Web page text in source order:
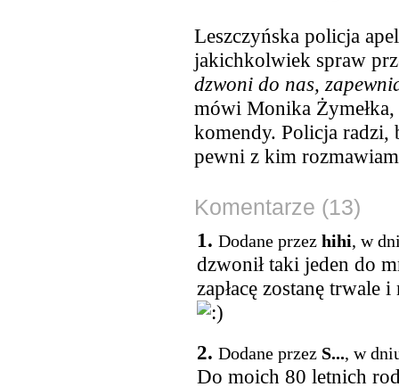
Leszczyńska policja
jakichkolwiek spraw
dzwoni do nas,
mówi Monika
komendy. Policja radzi,
pewni z kim
Komentarze (13)
1. Dodane przez hihi, w
dzwonił taki jeden do
zapłacę zostanę trwale
2. Dodane przez S..., w
Do moich 80 letnich